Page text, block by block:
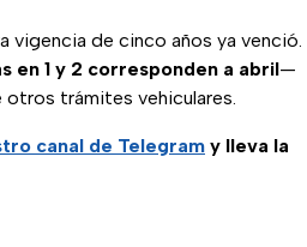
vigencia de cinco años ya venció.
en 1 y 2 corresponden a abril—
otros trámites vehiculares.
canal de Telegram y lleva la